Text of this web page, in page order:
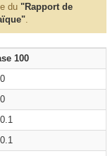
du "Rapport de
.
100